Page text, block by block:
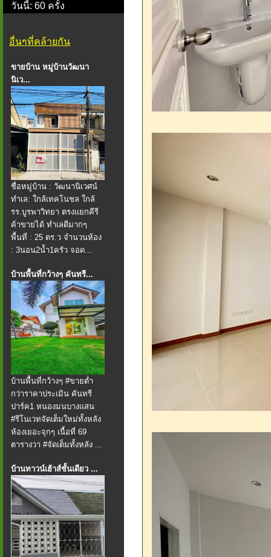
วันนี้: 60 ครั้ง
อื่นๆที่คล้ายกัน
ขายบ้าน หมู่บ้านวัฒนา
นิเว...
ชื่อหมู่บ้าน : วัฒนานิเวศน์
ทำเล: ใกล้เทคโนชล ใกล้
รร.บูรพาวิทยา ตรงแยกคีรี
ค้าขายได้ ทำเลดีมากๆ
พื้นที่ : 25 ตร.ว จำนวนห้อง
: 3นอน2น้ำ1ครัว จอด...
บ้านพื้นที่กว้างๆ คันทรี...
บ้านพื้นที่กว้างๆ #ขายต่ำ
กว่าราคาประเมิน คันทรี
ปาร์ค1 หนองมนบางแสน
#รีโนเวทจัดเต็มใหม่ทั้งหลัง
ห้องเยอะจุกๆ เนื้อที่ 69
ตารางวา #จัดเต็มทั้งหลัง ...
บ้านทาวน์เฮ้าส์ชั้นเดียว ...